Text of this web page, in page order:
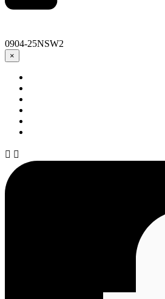
0904-25NSW2
×
 